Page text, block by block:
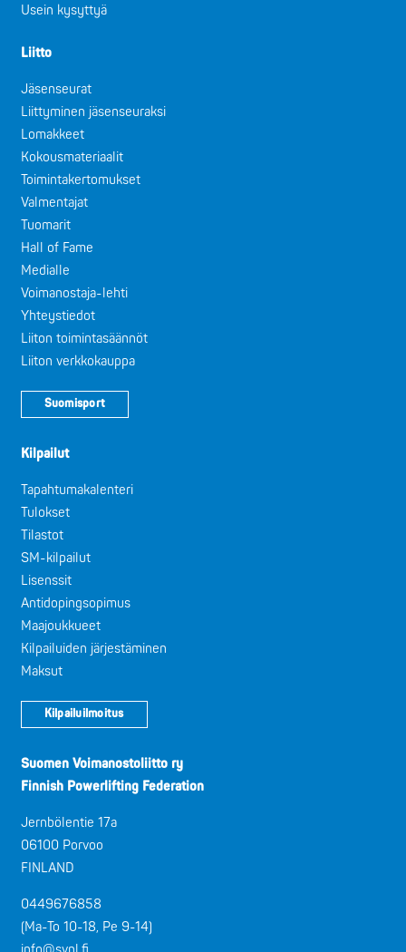
Usein kysyttyä
Liitto
Jäsenseurat
Liittyminen jäsenseuraksi
Lomakkeet
Kokousmateriaalit
Toimintakertomukset
Valmentajat
Tuomarit
Hall of Fame
Medialle
Voimanostaja-lehti
Yhteystiedot
Liiton toimintasäännöt
Liiton verkkokauppa
Suomisport
Kilpailut
Tapahtumakalenteri
Tulokset
Tilastot
SM-kilpailut
Lisenssit
Antidopingsopimus
Maajoukkueet
Kilpailuiden järjestäminen
Maksut
Kilpailuilmoitus
Suomen Voimanostoliitto ry
Finnish Powerlifting Federation
Jernbölentie 17a
06100 Porvoo
FINLAND
0449676858
(Ma-To 10-18, Pe 9-14)